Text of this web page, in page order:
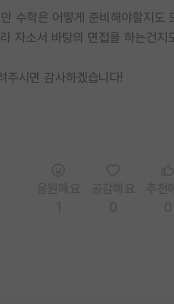
수학은 어떻게 준비해야할지도
자소서 바탕의 면접을 하는건지
주시면 감사하겠습니다!